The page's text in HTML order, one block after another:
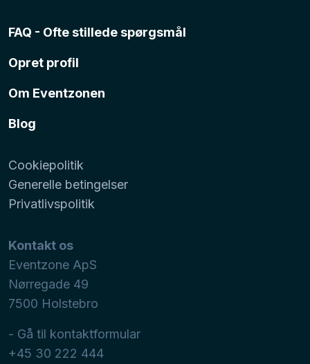
FAQ - Ofte stillede spørgsmål
Opret profil
Om Eventzonen
Blog
Cookiepolitik
Generelle betingelser
Privatlivspolitik
Kontakt os
Eventzone ApS
Nørregade 49
7500 Holstebro
- Gå til kontaktformular
+45 30 222 444